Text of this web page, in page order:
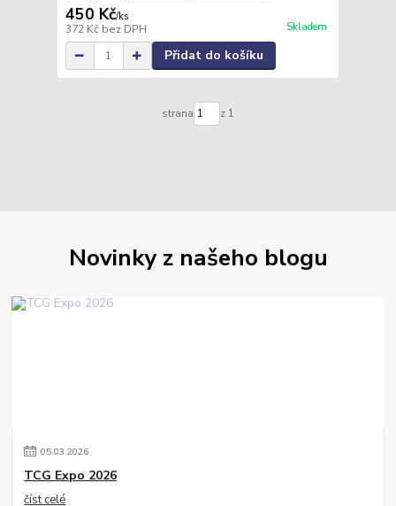
450 Kč/ks
372 Kč bez DPH Skladem
Přidat do košíku
strana z 1
Novinky z našeho blogu
05.03.2026
TCG Expo 2026
číst celé